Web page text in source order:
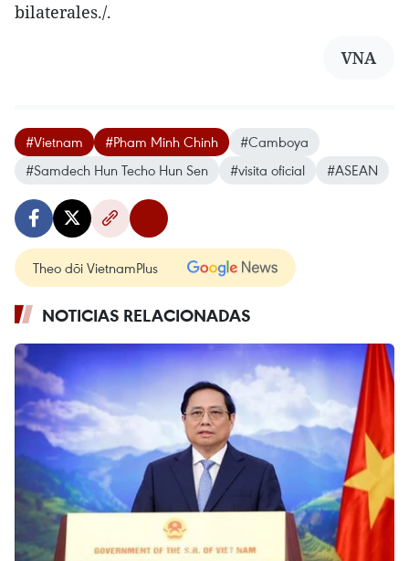
bilaterales./.
VNA
#Vietnam #Pham Minh Chinh
#Camboya
#Samdech Hun Techo Hun Sen
#visita oficial #ASEAN
Theo dõi VietnamPlus
NOTICIAS RELACIONADAS